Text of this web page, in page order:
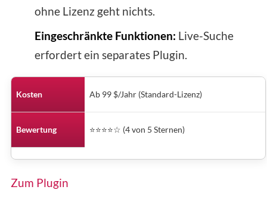
ohne Lizenz geht nichts.
Eingeschränkte Funktionen: Live-Suche
erfordert ein separates Plugin.
Kosten Ab 99 $/Jahr (Standard-Lizenz)
Bewertung ⭐⭐⭐⭐☆ (4 von 5 Sternen)
Zum Plugin